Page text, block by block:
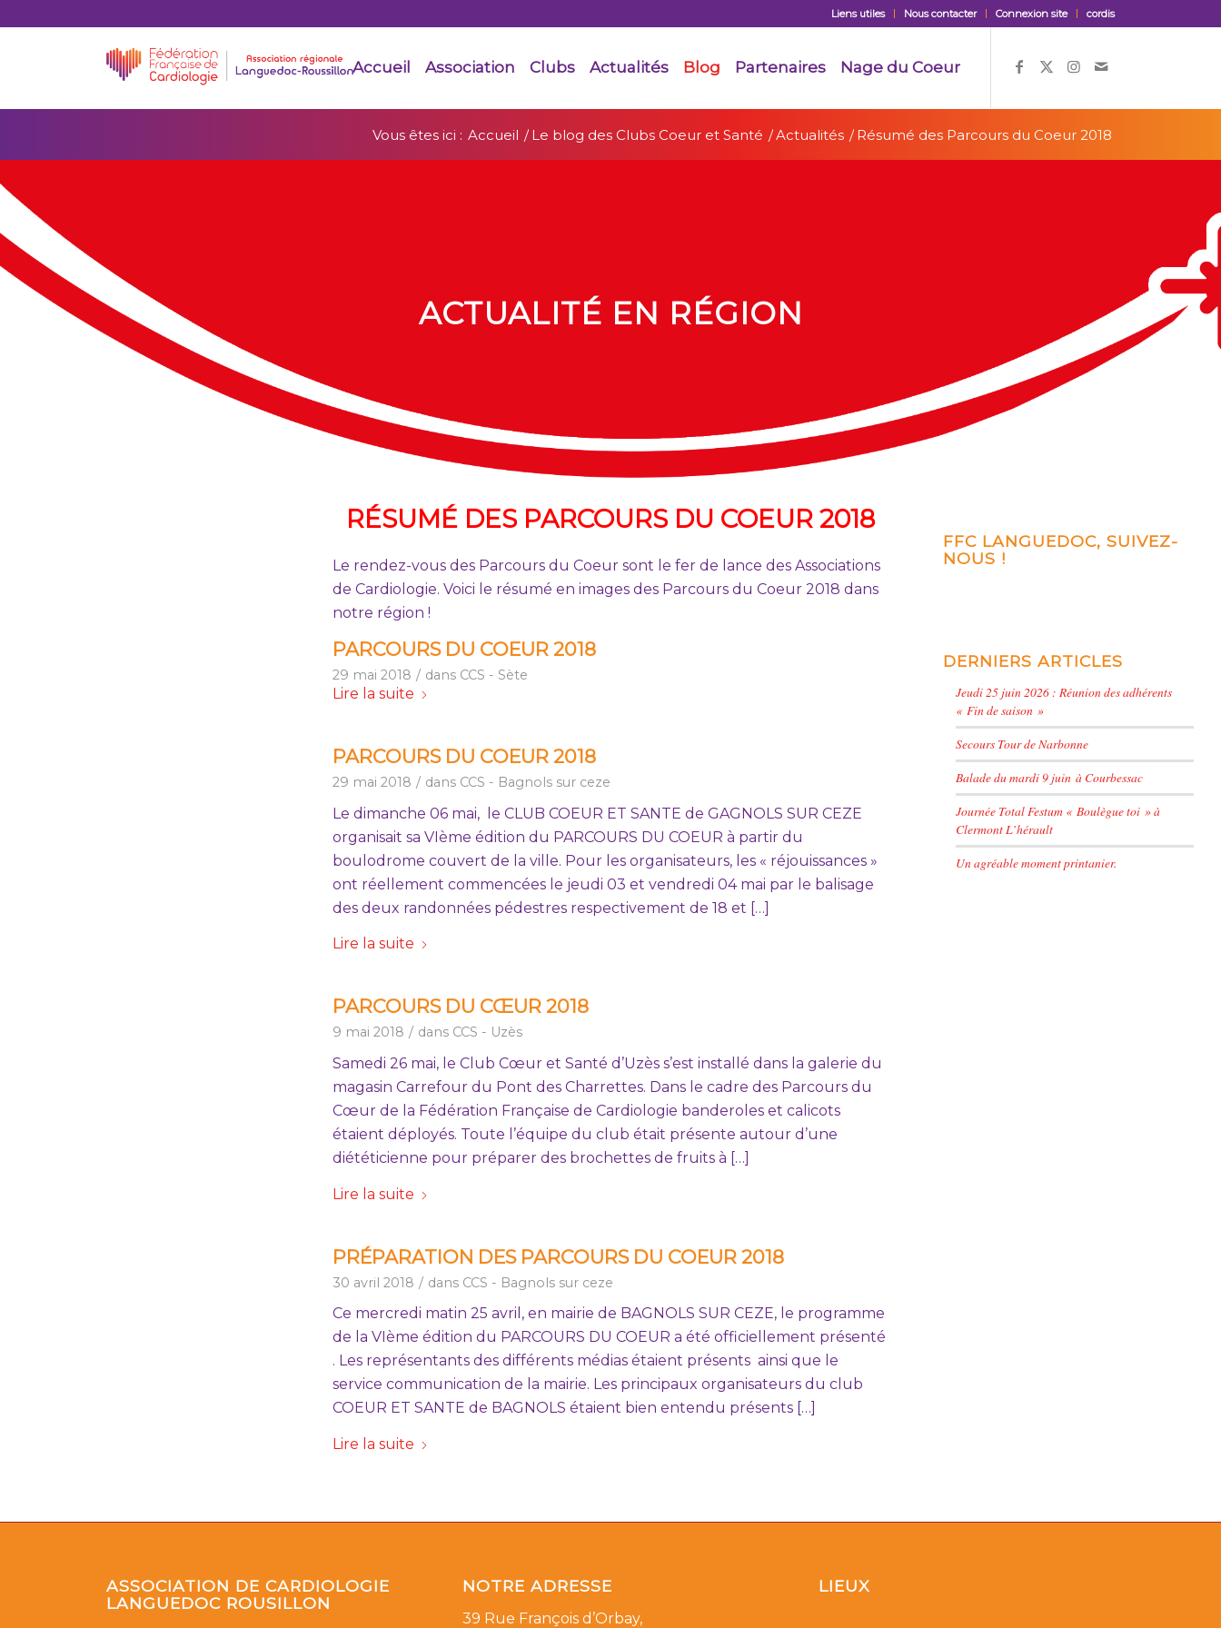
Liens utiles Nous contacter Connexion site cordis
Accueil Association Clubs Actualités Blog Partenaires Nage du Coeur
Vous êtes ici : Accueil / Le blog des Clubs Coeur et Santé /Actualités / Résumé des Parcours du Coeur 2018
ACTUALITÉ EN RÉGION
RÉSUMÉ DES PARCOURS DU COEUR 2018
Le rendez-vous des Parcours du Coeur sont le fer de lance des Associations
de Cardiologie. Voici le résumé en images des Parcours du Coeur 2018 dans
notre région !
PARCOURS DU COEUR 2018
29 mai 2018 / dans CCS - Sète
Lire la suite
PARCOURS DU COEUR 2018
29 mai 2018 / dans CCS - Bagnols sur ceze
Le dimanche 06 mai, le CLUB COEUR ET SANTE de GAGNOLS SUR CEZE
organisait sa VIème édition du PARCOURS DU COEUR à partir du
boulodrome couvert de la ville. Pour les organisateurs, les « réjouissances »
ont réellement commencées le jeudi 03 et vendredi 04 mai par le balisage
des deux randonnées pédestres respectivement de 18 et […]
Lire la suite
PARCOURS DU CŒUR 2018
9 mai 2018 / dans CCS - Uzès
Samedi 26 mai, le Club Cœur et Santé d’Uzès s’est installé dans la galerie du
magasin Carrefour du Pont des Charrettes. Dans le cadre des Parcours du
Cœur de la Fédération Française de Cardiologie banderoles et calicots
étaient déployés. Toute l’équipe du club était présente autour d’une
diététicienne pour préparer des brochettes de fruits à […]
Lire la suite
PRÉPARATION DES PARCOURS DU COEUR 2018
30 avril 2018 / dans CCS - Bagnols sur ceze
Ce mercredi matin 25 avril, en mairie de BAGNOLS SUR CEZE, le programme
de la VIème édition du PARCOURS DU COEUR a été officiellement présenté
. Les représentants des différents médias étaient présents ainsi que le
service communication de la mairie. Les principaux organisateurs du club
COEUR ET SANTE de BAGNOLS étaient bien entendu présents […]
Lire la suite
FFC LANGUEDOC, SUIVEZ-
NOUS !
DERNIERS ARTICLES
Jeudi 25 juin 2026 : Réunion des adhérents
« Fin de saison »
Secours Tour de Narbonne
Balade du mardi 9 juin à Courbessac
Journée Total Festum « Boulègue toi » à
Clermont L’hérault
Un agréable moment printanier.
ASSOCIATION DE CARDIOLOGIE
LANGUEDOC ROUSILLON
NOTRE ADRESSE
39 Rue François d’Orbay,
LIEUX